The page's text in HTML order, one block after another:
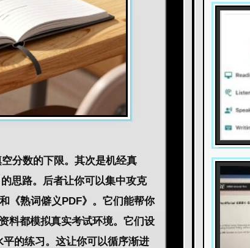
分数的下限。其次是机经真
的思路。后者让你可以集中攻克
《熟词僻义PDF》。它们能帮你
料都模拟真实考试环境。它们设
的练习。这让你可以循序渐进